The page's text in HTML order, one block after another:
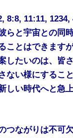
8:8, 11:11,
らと宇宙との同
ことはできます
したいのは、皆
ない様にするこ
しい時代へと急
つながりは不可